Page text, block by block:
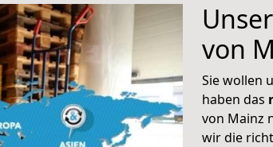
von
Sie wollen
haben das
von Mainz
wir die